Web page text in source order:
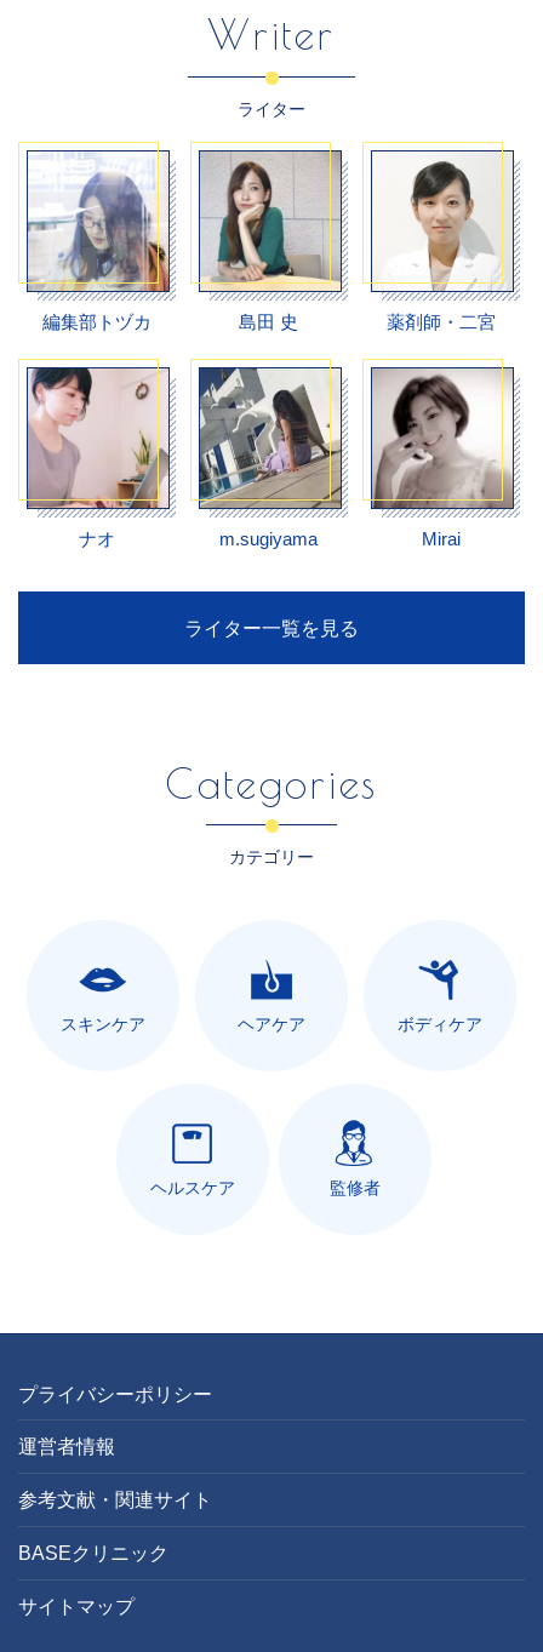
Writer
ライター
編集部トヅカ 島田 史 薬剤師・二宮
ナオ m.sugiyama Mirai
ライター一覧を見る
Categories
カテゴリー
スキンケア ヘアケア ボディケア
ヘルスケア 監修者
プライバシーポリシー
運営者情報
参考文献・関連サイト
BASEクリニック
サイトマップ